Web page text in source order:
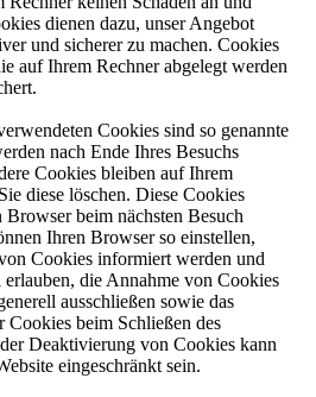
dienen dazu, unser Angebot
und sicherer zu machen. Cookies
auf Ihrem Rechner abgelegt werden
Cookies sind so genannte
nach Ende Ihres Besuchs
Cookies bleiben auf Ihrem
diese löschen. Diese Cookies
beim nächsten Besuch
Ihren Browser so einstellen,
Cookies informiert werden und
die Annahme von Cookies
ausschließen sowie das
Cookies beim Schließen des
Deaktivierung von Cookies kann
eingeschränkt sein.